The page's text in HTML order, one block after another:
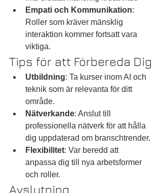
Empati och Kommunikation:
Roller som kräver mänsklig
interaktion kommer fortsatt vara
viktiga.
Tips för att Förbereda Dig
Utbildning: Ta kurser inom AI och
teknik som är relevanta för ditt
område.
Nätverkande: Anslut till
professionella nätverk för att hålla
dig uppdaterad om branschtrender.
Flexibilitet: Var beredd att
anpassa dig till nya arbetsformer
och roller.
Avslutning